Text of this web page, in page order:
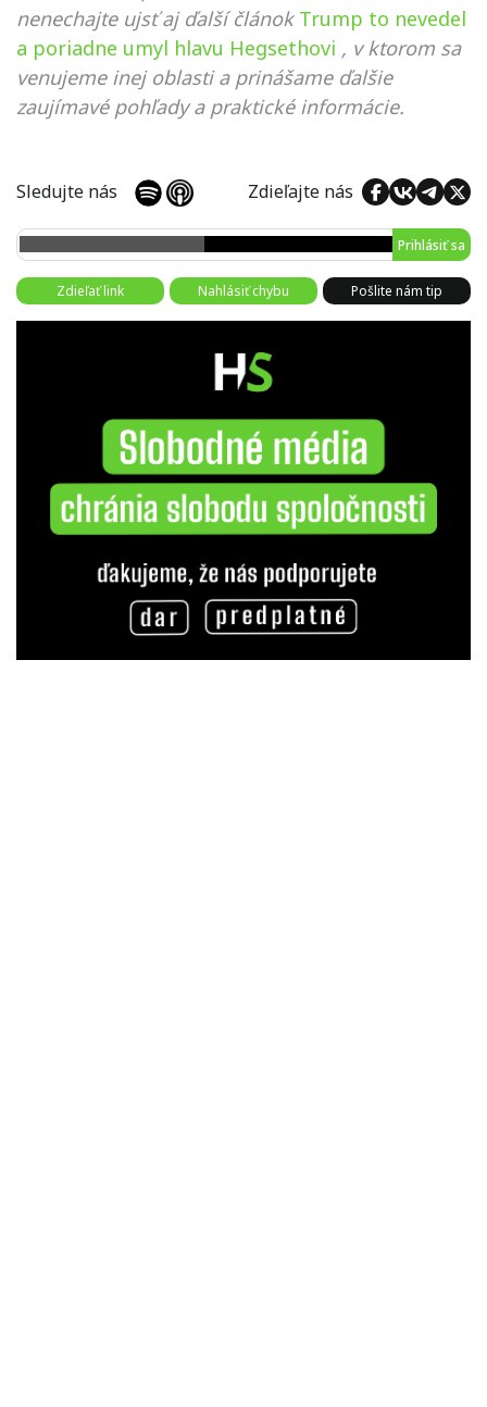
nenechajte ujsť aj ďalší článok Trump to nevedel
a poriadne umyl hlavu Hegsethovi , v ktorom sa
venujeme inej oblasti a prinášame ďalšie
zaujímavé pohľady a praktické informácie.
Sledujte nás Zdieľajte nás
Prihlásiť sa
Zdieľať link Nahlásiť chybu Pošlite nám tip